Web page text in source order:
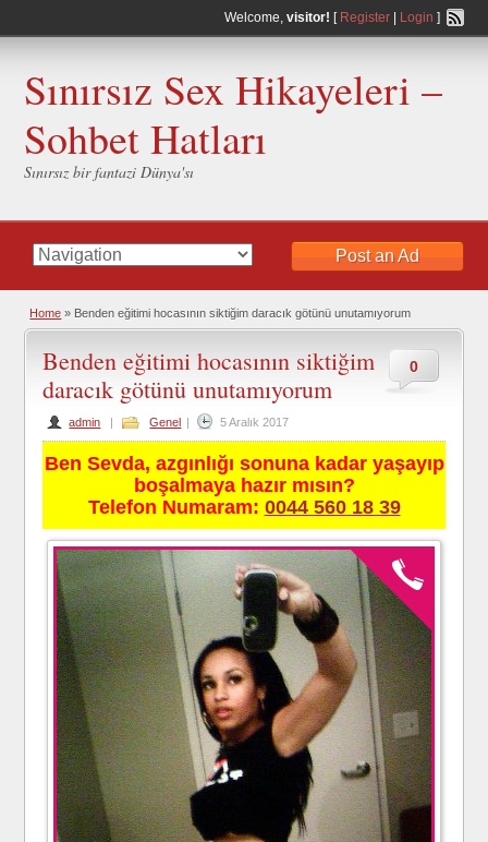
Welcome, visitor! [ Register| Login ]
Sınırsız Sex Hikayeleri –
Sohbet Hatları
Sınırsız bir fantazi Dünya'sı
Post an Ad
Home » Benden eğitimi hocasının siktiğim daracık götünü unutamıyorum
0
Benden eğitimi hocasının siktiğim
daracık götünü unutamıyorum
admin | Genel | 5 Aralık 2017
Ben Sevda, azgınlığı sonuna kadar yaşayıp
boşalmaya hazır mısın?
Telefon Numaram: 0044 560 18 39